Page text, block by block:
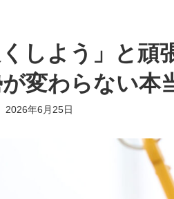
くしよう」と
変わらない本
最
2026年6月25日